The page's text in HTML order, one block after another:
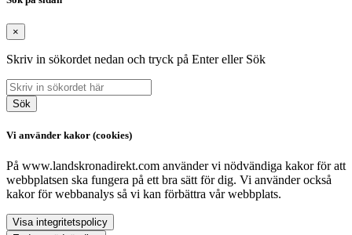
×
Skriv in sökordet nedan och tryck på Enter eller Sök
Sök
Vi använder kakor (cookies)
På www.landskronadirekt.com använder vi nödvändiga kakor för att
webbplatsen ska fungera på ett bra sätt för dig. Vi använder också
kakor för webbanalys så vi kan förbättra vår webbplats.
Visa integritetspolicy